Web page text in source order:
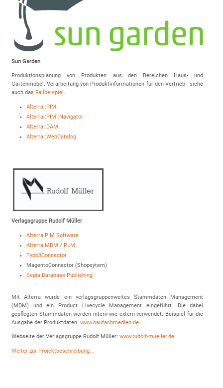
Sun Garden
Produktionsplanung von Produkten aus den Bereichen Haus- und
Gartenmöbel. Verarbeitung von Produktinformationen für den Vertrieb - siehe
auch das Fallbeispiel .
Alterra::PIM
Alterra::PIM::Navigator
Alterra::DAM
Alterra::WebCatalog
Verlagsgruppe Rudolf Müller
Alterra PIM Software
Alterra MDM / PLM
Typo3Connector
MagentoConnector (Shopsytem)
Sepia Database Publishing
Mit Alterra wurde ein verlagsgruppenweites Stammdaten Management
(MDM) und ein Product Livecycle Management eingeführt. Die dabei
gepflegten Stammdaten werden intern wie extern verwendet. Beispiel für die
Ausgabe der Produktdaten: www.baufachmedien.de
Webseite der Verlagsgruppe Rudolf Müller: www.rudolf-mueller.de
Weiter zur Projektbeschreibung...